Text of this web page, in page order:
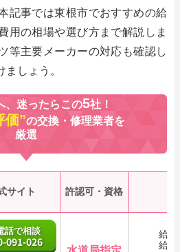
記事では東根市でおすすめの給
用の相場や選び方まで解説しま
等主要メーカーの対応も確認し
しょう。
、迷ったらこの5社！
価”の交換・修理業者を
厳選
サイト 許認可・資格
話で相談
091-026
給
給